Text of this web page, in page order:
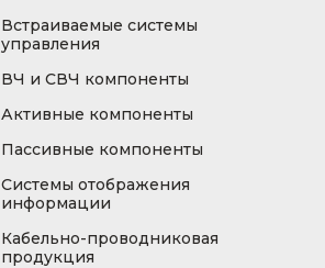
Встраиваемые системы
управления
ВЧ и СВЧ компоненты
Активные компоненты
Пассивные компоненты
Системы отображения
информации
Кабельно-проводниковая
продукция